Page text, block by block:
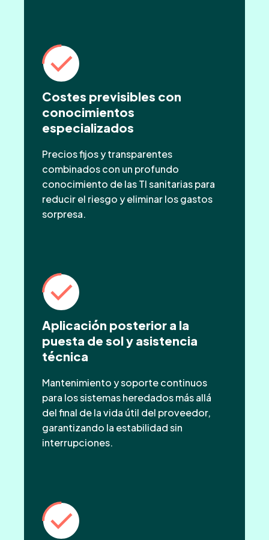
Costes previsibles con
conocimientos
especializados
Precios fijos y transparentes
combinados con un profundo
conocimiento de las TI sanitarias para
reducir el riesgo y eliminar los gastos
sorpresa.
Aplicación posterior a la
puesta de sol y asistencia
técnica
Mantenimiento y soporte continuos
para los sistemas heredados más allá
del final de la vida útil del proveedor,
garantizando la estabilidad sin
interrupciones.